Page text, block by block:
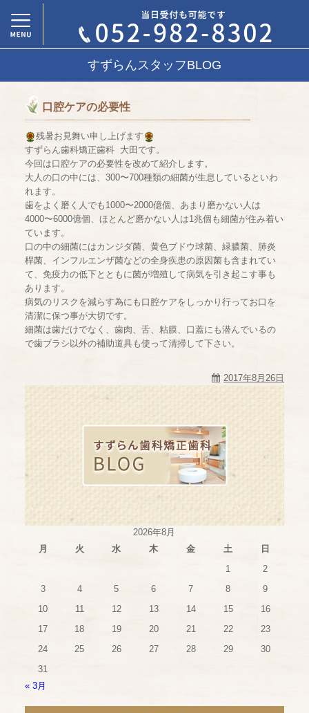
すずらんスタッフBLOG
口腔ケアの必要性
残暑お見舞い申し上げます
すずらん歯科矯正歯科 大田です。
今回は口腔ケアの必要性を改めて紹介します。
大人の口の中には、300〜700種類の細菌が生息しているといわ
れます。
歯をよく磨く人でも1000〜2000億個、あまり磨かない人は
4000〜6000億個、ほとんど磨かない人は1兆個も細菌が住み着い
ています。
口の中の細菌にはカンジダ菌、黄色ブドウ球菌、緑膿菌、肺炎
桿菌、インフルエンザ菌などの全身疾患の原因菌も含まれてい
て、免疫力の低下とともに菌が増殖して病気を引き起こす事も
あります。
病気のリスクを減らす為にも口腔ケアをしっかり行ってお口を
清潔に保つ事が大切です。
細菌は歯だけでなく、歯肉、舌、粘膜、口蓋にも潜んでいるの
で歯ブラシ以外の補助道具も使って清掃して下さい。
2017年8月26日
2026年8月
月
火 水 木 金 土
日
1
2
3
4 5 6 7 8
9
10
11 12 13 14 15
16
17
18 19 20 21 22
23
24
25 26 27 28 29
30
31
« 3月